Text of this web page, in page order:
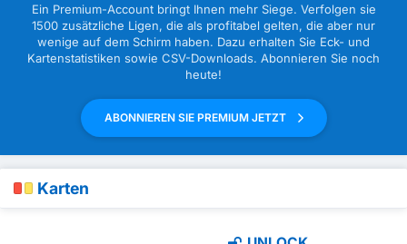
Ein Premium-Account bringt Ihnen mehr Siege. Verfolgen sie
1500 zusätzliche Ligen, die als profitabel gelten, die aber nur
wenige auf dem Schirm haben. Dazu erhalten Sie Eck- und
Kartenstatistiken sowie CSV-Downloads. Abonnieren Sie noch
heute!
ABONNIEREN SIE PREMIUM JETZT
Karten